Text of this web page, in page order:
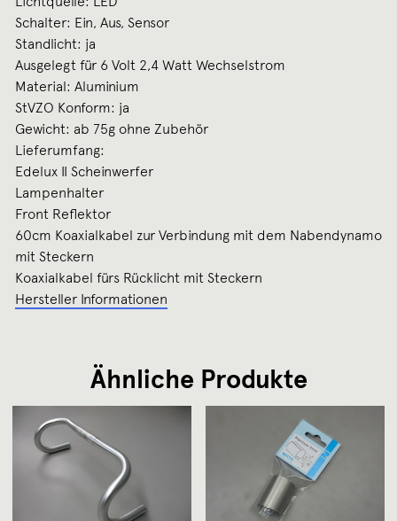
Schalter: Ein, Aus, Sensor
Standlicht: ja
Ausgelegt für 6 Volt 2,4 Watt Wechselstrom
Material: Aluminium
StVZO Konform: ja
Gewicht: ab 75g ohne Zubehör
Lieferumfang:
Edelux II Scheinwerfer
Lampenhalter
Front Reflektor
60cm Koaxialkabel zur Verbindung mit dem Nabendynamo
mit Steckern
Koaxialkabel fürs Rücklicht mit Steckern
Hersteller Informationen
Ähnliche Produkte